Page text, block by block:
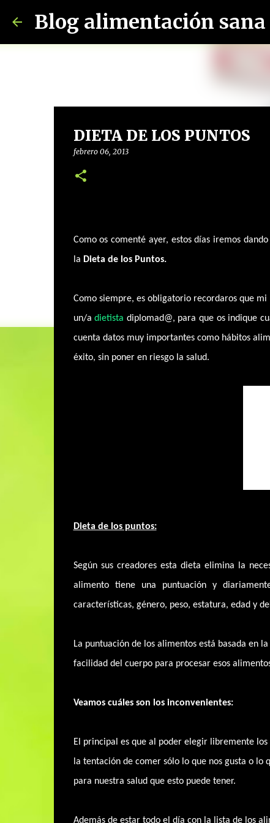
DIETA DE LOS PUNTOS
febrero 06, 2013
Como os comenté ayer, estos días iremos
la Dieta de los Puntos.
Como siempre, es obligatorio recordaros que
un/adietista diplomad@, para que os indique
cuenta datos muy importantes como hábitos
éxito, sin poner en riesgo la salud.
Dieta de los puntos:
Según sus creadores esta dieta elimina la
alimento tiene una puntuación y
características, género, peso, estatura, edad y
La puntuación de los alimentos está basada en
facilidad del cuerpo para procesar esos
Veamos cuáles son los inconvenientes:
El principal es que al poder elegir libremente
la tentación de comer sólo lo que nos gusta o lo
para nuestra salud que esto puede tener.
Además de estar todo el día con la lista de los